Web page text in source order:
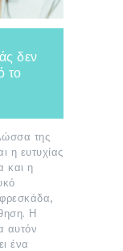
δεν
το
της
η ευτυχίας
και η
Η
αυτόν
ένα